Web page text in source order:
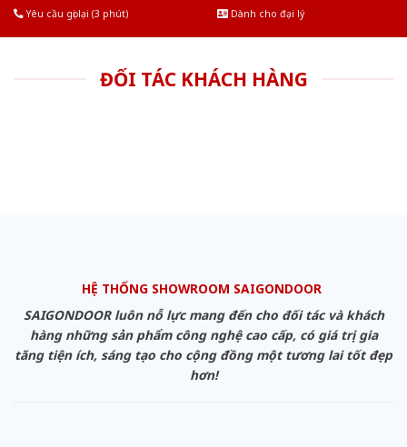
Yêu cầu gọi lại (3 phút)
Dành cho đại lý
ĐỐI TÁC KHÁCH HÀNG
HỆ THỐNG SHOWROOM SAIGONDOOR
SAIGONDOOR luôn nỗ lực mang đến cho đối tác và khách
hàng những sản phẩm công nghệ cao cấp, có giá trị gia
tăng tiện ích, sáng tạo cho cộng đồng một tương lai tốt đẹp
hơn!